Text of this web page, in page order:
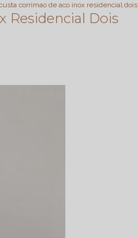
corrimao de aco inox residencial dois
Residencial Dois